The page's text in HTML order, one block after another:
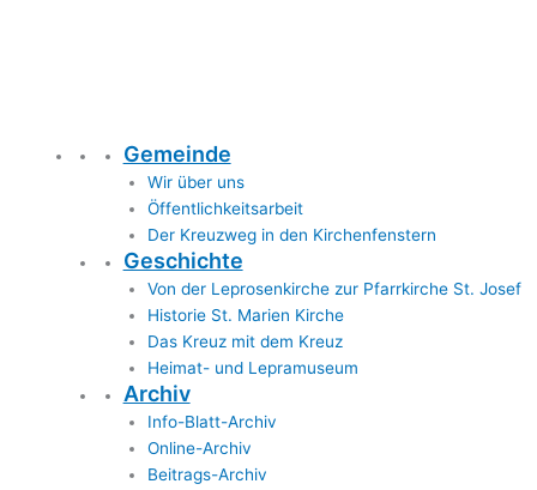
Gemeinde
Wir über uns
Öffentlichkeitsarbeit
Der Kreuzweg in den Kirchenfenstern
Geschichte
Von der Leprosenkirche zur Pfarrkirche St. Josef
Historie St. Marien Kirche
Das Kreuz mit dem Kreuz
Heimat- und Lepramuseum
Archiv
Info-Blatt-Archiv
Online-Archiv
Beitrags-Archiv